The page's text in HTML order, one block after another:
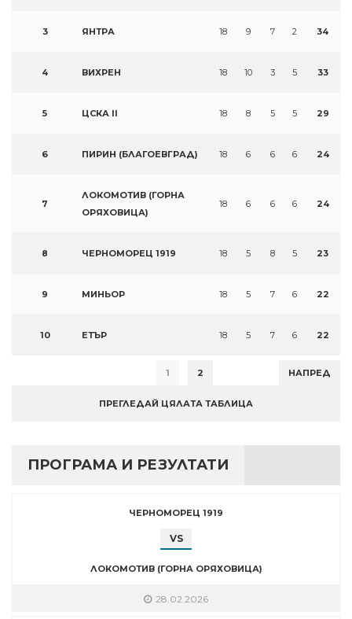
3 ЯНТРА 18 9 7 2 34
4 ВИХРЕН 18 10 3 5 33
5 ЦСКА II 18 8 5 5 29
6 ПИРИН (БЛАГОЕВГРАД) 18 6 6 6 24
7
ЛОКОМОТИВ (ГОРНА
ОРЯХОВИЦА)
18 6 6 6 24
8 ЧЕРНОМОРЕЦ 1919 18 5 8 5 23
9 МИНЬОР 18 5 7 6 22
10 ЕТЪР 18 5 7 6 22
1 2 НАПРЕД
ПРЕГЛЕДАЙ ЦЯЛАТА ТАБЛИЦА
ПРОГРАМА И РЕЗУЛТАТИ
ЧЕРНОМОРЕЦ 1919
VS
ЛОКОМОТИВ (ГОРНА ОРЯХОВИЦА)
28.02.2026